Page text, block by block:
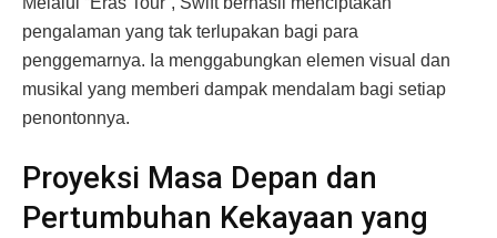
pengalaman yang tak terlupakan bagi para
penggemarnya. Ia menggabungkan elemen visual dan
musikal yang memberi dampak mendalam bagi setiap
penontonnya.
Proyeksi Masa Depan dan
Pertumbuhan Kekayaan yang